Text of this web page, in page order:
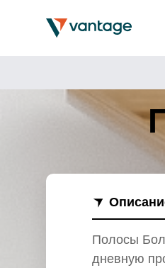
Полосы
дневную